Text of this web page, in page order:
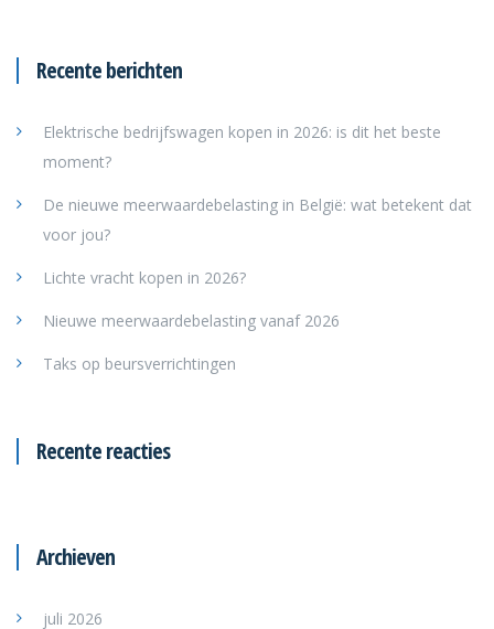
Recente berichten
Elektrische bedrijfswagen kopen in 2026: is dit het beste
moment?
De nieuwe meerwaardebelasting in België: wat betekent dat
voor jou?
Lichte vracht kopen in 2026?
Nieuwe meerwaardebelasting vanaf 2026
Taks op beursverrichtingen
Recente reacties
Archieven
juli 2026